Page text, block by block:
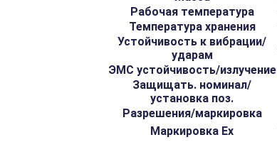
Рабочая температура
Температура хранения
Устойчивость к вибрации/
ударам
ЭМС устойчивость/излучение
Защищать. номинал/
установка поз.
Разрешения/маркировка
Маркировка Ex